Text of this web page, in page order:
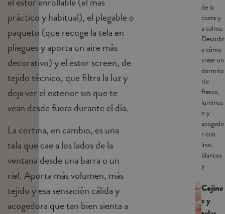
práctico y habitual), el plegable o
paqueto (que recoge la tela en
pliegues y aporta un aire más
decorativo) y el estor screen, de
tejido técnico, que filtra la luz y
deja ver el exterior sin que te
vean desde fuera durante el día.
La cortina, en cambio, es una
tela que cae a los lados de la
ventana desde una barra o un
riel. Aporta más volumen, más
tejido y esa sensación cálida y
acogedora que tan bien sienta a
de la
costa y
a calma.
Descubr
e cómo
crear un
dormito
rio
fresco,
luminos
o y
acogedo
r con
lino,
blancos
y...
Cojine
s y